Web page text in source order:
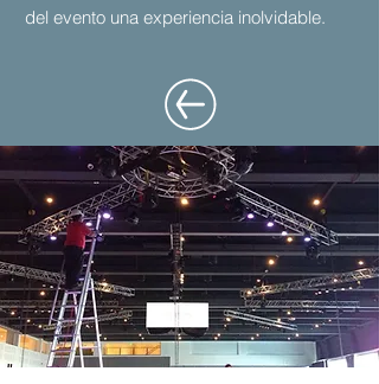
del evento una experiencia inolvidable.